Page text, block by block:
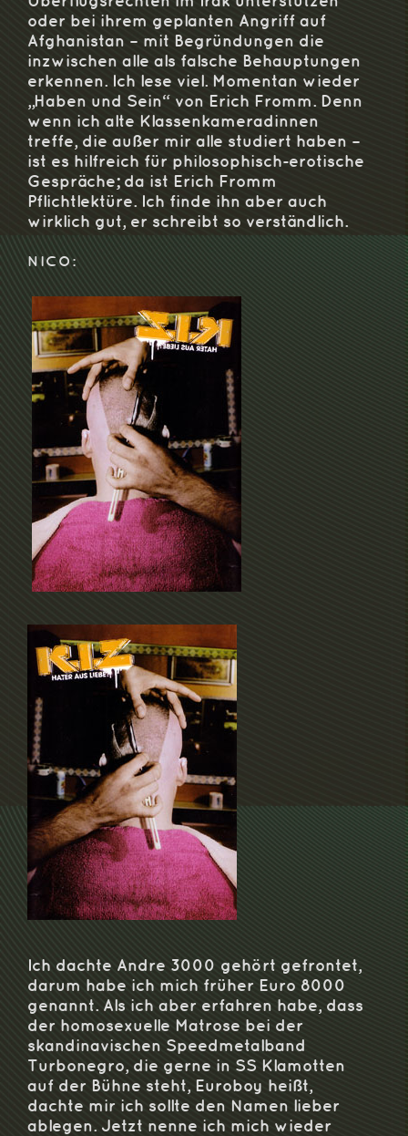
oder bei ihrem geplanten Angriff auf
Afghanistan – mit Begründungen die
inzwischen alle als falsche Behauptungen
erkennen. Ich lese viel. Momentan wieder
„Haben und Sein“ von Erich Fromm. Denn
wenn ich alte Klassenkameradinnen
treffe, die außer mir alle studiert haben –
ist es hilfreich für philosophisch-erotische
Gespräche; da ist Erich Fromm
Pflichtlektüre. Ich finde ihn aber auch
wirklich gut, er schreibt so verständlich.
NICO:
Ich dachte Andre 3000 gehört gefrontet,
darum habe ich mich früher Euro 8000
genannt. Als ich aber erfahren habe, dass
der homosexuelle Matrose bei der
skandinavischen Speedmetalband
Turbonegro, die gerne in SS Klamotten
auf der Bühne steht, Euroboy heißt,
dachte mir ich sollte den Namen lieber
ablegen. Jetzt nenne ich mich wieder